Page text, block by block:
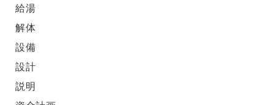
給湯
解体
設備
設計
説明